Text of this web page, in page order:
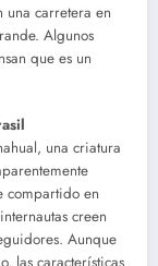
una carretera en
Algunos
que es un
una criatura
compartido en
creen
Aunque